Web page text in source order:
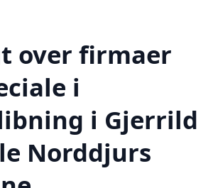
over firmaer
i
i Gjerrild
Norddjurs